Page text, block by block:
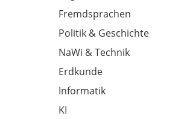
Fremdsprachen
Politik & Geschichte
NaWi & Technik
Erdkunde
Informatik
KI